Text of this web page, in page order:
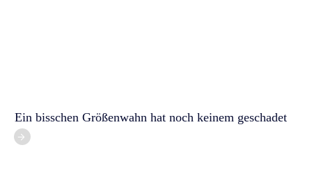
Ein bisschen Größenwahn hat noch keinem geschadet